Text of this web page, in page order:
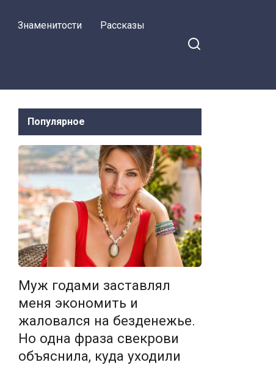
Знаменитости Рассказы
Популярное
Муж годами заставлял
меня экономить и
жаловался на безденежье.
Но одна фраза свекрови
объяснила, куда уходили